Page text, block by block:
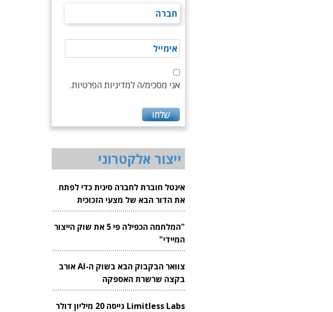
אני מסכימ/ה למדיניות הפרטיות.
ייצור אלקטרוני
אינטל חוברת לחברה סינית כדי לפתח
את הדור הבא של מצעי הזכוכית
לשבבים
"המלחמה הכפילה פי 5 את שוק הייצור
המיידי"
צוואר הבקבוק הבא בשוק ה-AI אורב
בקצה שרשרת האספקה
Limitless Labs גייסה 20 מיליון דולר